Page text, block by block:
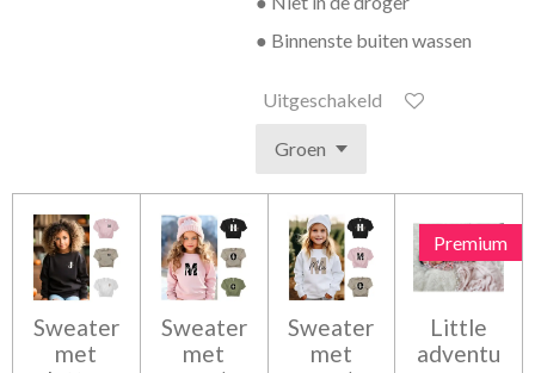
● Binnenste buiten wassen
Uitgeschakeld
Sweater
met
Sweater
met
Sweater
met
Premium
Little
adventu